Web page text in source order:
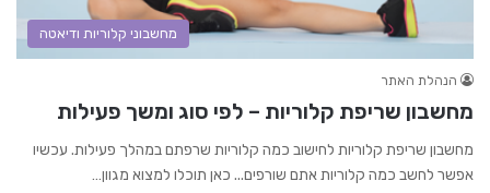
מחשבוני קלוריות ודיאטה
הנהלת האתר
מחשבון שריפת קלוריות – לפי סוג ומשך פעילות
מחשבון שריפת קלוריות לחישוב כמה קלוריות שרפתם במהלך פעילות. עכשיו
אפשר לחשב כמה קלוריות אתם שורפים... כאן תוכלו למצוא מגוון…